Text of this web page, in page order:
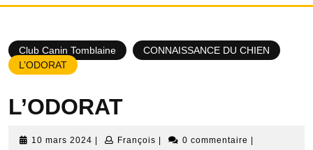
Club Canin Tomblaine
CONNAISSANCE DU CHIEN
L’ODORAT
L’ODORAT
10 mars 2024 10
François François0 commentaire